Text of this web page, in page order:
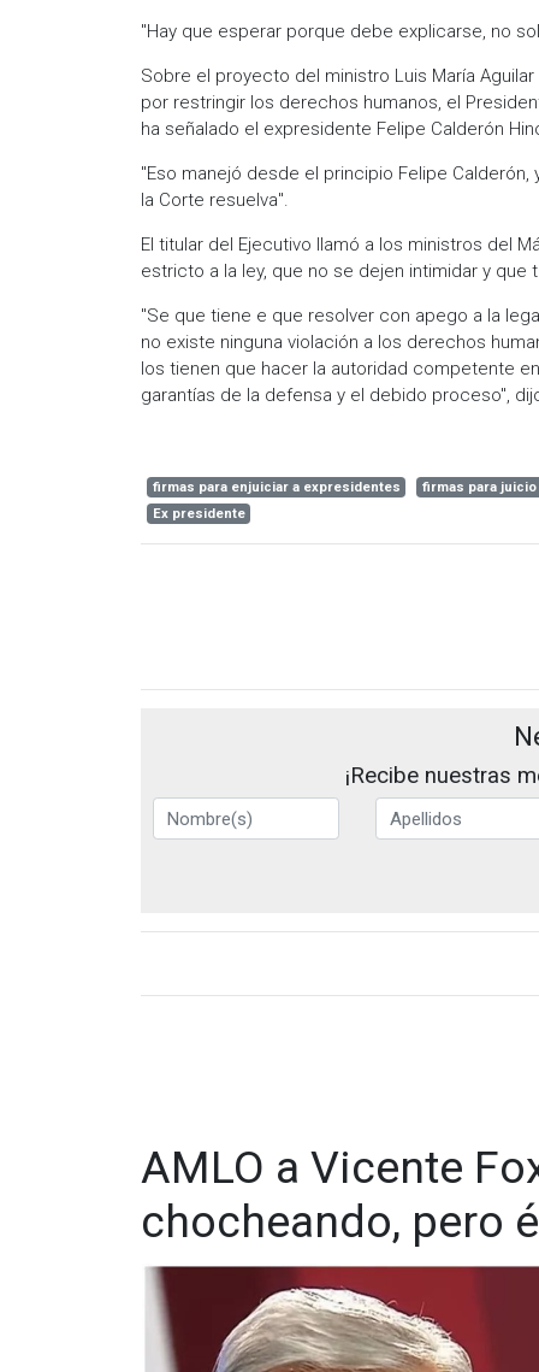
"Hay que esperar porque debe explicarse, no
Sobre el proyecto del ministro Luis María
por restringir los derechos humanos, el
ha señalado el expresidente Felipe Calderón
"Eso manejó desde el principio Felipe
la Corte resuelva".
El titular del Ejecutivo llamó a los ministros del
estricto a la ley, que no se dejen intimidar y
"Se que tiene e que resolver con apego a la
no existe ninguna violación a los derechos
los tienen que hacer la autoridad competente
garantías de la defensa y el debido proceso",
firmas para enjuiciar a expresidentes
firmas para
Ex presidente
¡Recibe nuestras
AMLO a Vicente
chocheando, pero